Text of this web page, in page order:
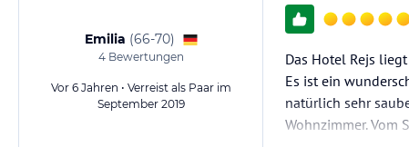
Emilia (66-70)
4 Bewertungen
Vor 6 Jahren • Verreist als Paar im
September 2019
Das Hotel Rejs
Es ist ein
natürlich sehr
Wohnzimmer. Vom